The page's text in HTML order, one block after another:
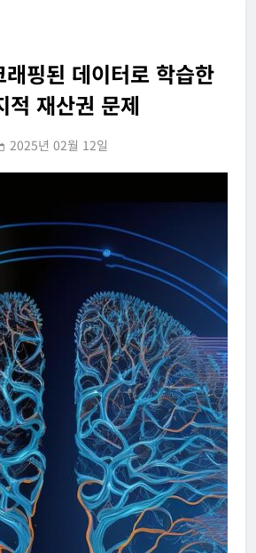
핑된 데이터로 학습한
적 재산권 문제
2025년 02월 12일